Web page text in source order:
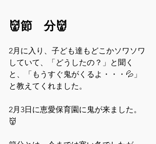
👹節　分👹
2月に入り、子ども達もどこかソワソワ
していて、「どうしたの？」と聞く
と、「もうすぐ鬼がくるよ・・・💦」
と教えてくれました。
2月3日に恵愛保育園に鬼が来ました。
👹